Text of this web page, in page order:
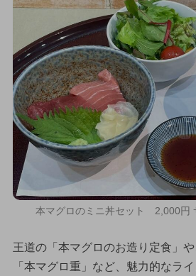
本マグロのミニ丼セット 2,000円
王道の「本マグロのお造り定食」
「本マグロ重」など、魅力的なラ